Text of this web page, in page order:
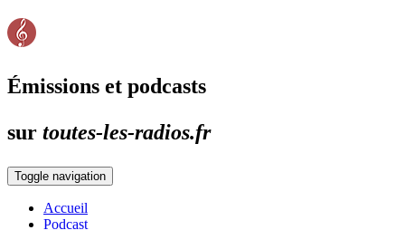
Émissions et podcasts
sur toutes-les-radios.fr
Toggle navigation
Accueil
Podcast